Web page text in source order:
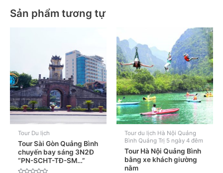
Sản phẩm tương tự
Tour Du lịch
Tour Sài Gòn Quảng Bình
chuyến bay sáng 3N2Đ
“PN-SCHT-TĐ-SM…”
Tour du lịch Hà Nội Quảng
Bình Quảng Trị 5 ngày 4 đêm
Tour Hà Nội Quảng Bình
bằng xe khách giường
nằm